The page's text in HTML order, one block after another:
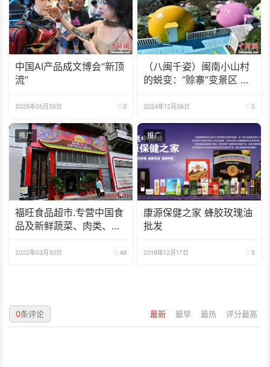
中国AI产品成文博会“新顶
流”
2025年05月26日 0
（八闽千姿）闽南小山村
的蜕变：“赊寨”变景区 村
2024年12月06日 0
推广
福旺食品超市.专营中国食
品及新鲜蔬菜、肉类、
2022年03月30日 49
推广
康源保健之家 蜂胶玫瑰油
批发
2019年12月17日 5
最新 最早 最热 评分最高
0条评论